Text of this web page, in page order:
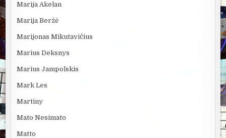
Marija Akelan
Marija Beržė
Marijonas Mikutavičius
Marius Deksnys
Marius Jampolskis
Mark Les
Martiny
Mato Nesimato
Matto